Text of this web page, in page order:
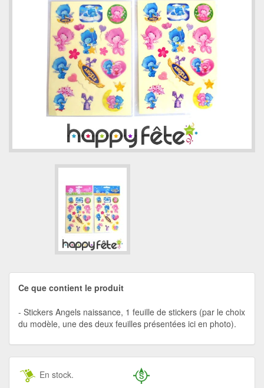
Ce que contient le produit
Stickers Angels naissance, 1 feuille de stickers (par le choix
du modèle, une des deux feuilles présentées ici en photo).
En stock.